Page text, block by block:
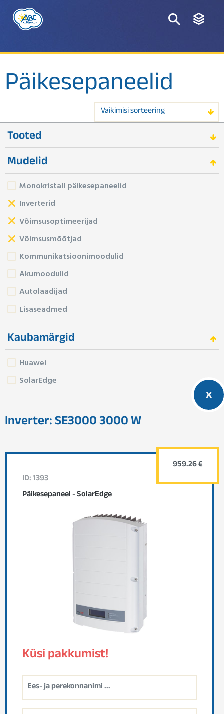
Päikesepaneelid
Vaikimisi sorteering
Tooted
Mudelid
Monokristall päikesepaneelid
Inverterid
Võimsusoptimeerijad
Võimsusmõõtjad
Kommunikatsioonimoodulid
Akumoodulid
Autolaadijad
Lisaseadmed
Kaubamärgid
Huawei
SolarEdge
Inverter: SE3000 3000 W
x
ID: 1393
Päikesepaneel - SolarEdge
Küsi pakkumist!
959.26 €